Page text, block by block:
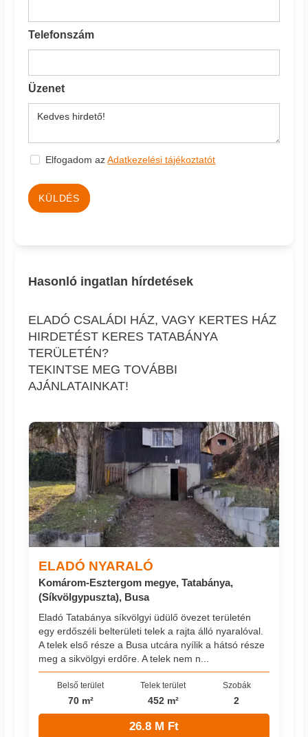
Telefonszám
Üzenet
Elfogadom azAdatkezelési tájékoztatót
KÜLDÉS
Hasonló ingatlan hírdetések
ELADÓ CSALÁDI HÁZ, VAGY KERTES HÁZ
HIRDETÉST KERES TATABÁNYA
TERÜLETÉN?
TEKINTSE MEG TOVÁBBI
AJÁNLATAINKAT!
ELADÓ NYARALÓ
Komárom-Esztergom megye, Tatabánya,
(Síkvölgypuszta), Busa
Eladó Tatabánya síkvölgyi üdülő övezet területén
egy erdőszéli belterületi telek a rajta álló nyaralóval.
A telek első része a Busa utcára nyílik a hátsó része
meg a sikvölgyi erdőre. A telek nem n...
Belső terület
70 m²
Telek terület
452 m²
Szobák
2
26.8 M Ft